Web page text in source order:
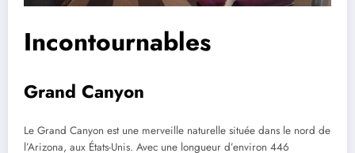
Incontournables
Grand Canyon
Le Grand Canyon est une merveille naturelle située dans le nord de
l’Arizona, aux États-Unis. Avec une longueur d’environ 446